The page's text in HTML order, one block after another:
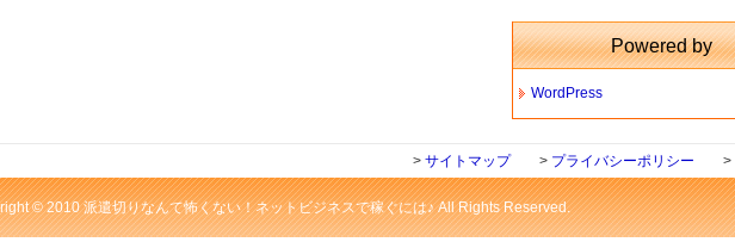
Powered by
WordPress
> サイトマップ > プライバシーポリシー >
© 2010 派遣切りなんて怖くない！ネットビジネスで稼ぐには♪ All Rights Reserved.